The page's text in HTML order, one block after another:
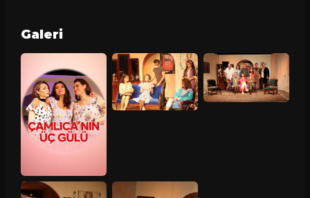
Galeri